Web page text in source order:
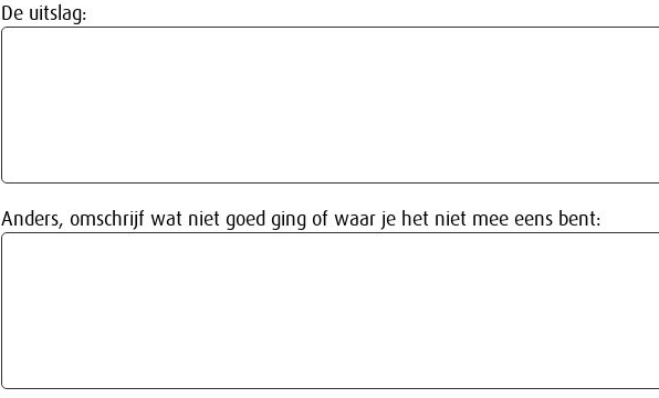
De uitslag:
Anders, omschrijf wat niet goed ging of waar je het niet mee eens bent: